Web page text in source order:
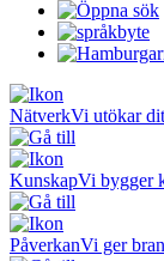
NätverkVi utökar
KunskapVi bygger
PåverkanVi ger